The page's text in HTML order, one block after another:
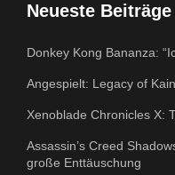
Neueste Beiträge
Donkey Kong Bananza:
Angespielt: Legacy of
Xenoblade Chronicles X:
Assassin’s Creed
große Enttäuschung